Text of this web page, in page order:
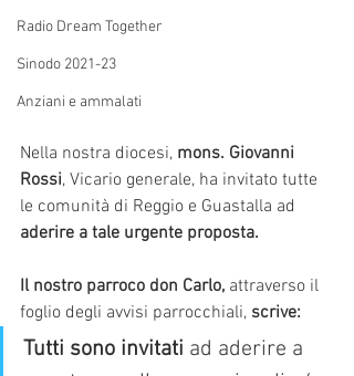
Radio Dream Together
Sinodo 2021-23
Anziani e ammalati
Nella nostra diocesi, mons. Giovanni
Rossi, Vicario generale, ha invitato tutte
le comunità di Reggio e Guastalla ad
aderire a tale urgente proposta.
Il nostro parroco don Carlo, attraverso il
foglio degli avvisi parrocchiali, scrive:
Tutti sono invitati ad aderire a